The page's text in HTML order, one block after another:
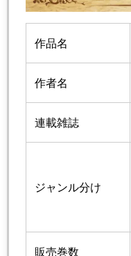
作品名
作者名
連載雑誌
ジャンル分け
販売巻数